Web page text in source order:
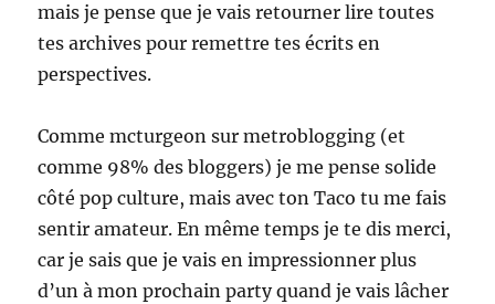
mais je pense que je vais retourner lire toutes
tes archives pour remettre tes écrits en
perspectives.
Comme mcturgeon sur metroblogging (et
comme 98% des bloggers) je me pense solide
côté pop culture, mais avec ton Taco tu me fais
sentir amateur. En même temps je te dis merci,
car je sais que je vais en impressionner plus
d’un à mon prochain party quand je vais lâcher